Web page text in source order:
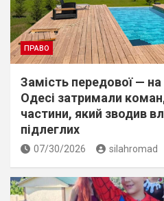
ПРАВО
Замість передової —
Одесі затримали
частини, який зводив
підлеглих
07/30/2026 silahromad